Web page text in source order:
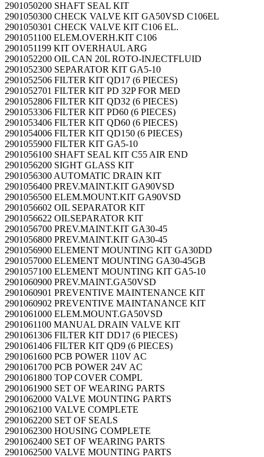
2901050200 SHAFT SEAL KIT
2901050300 CHECK VALVE KIT GA50VSD C106EL
2901050301 CHECK VALVE KIT C106 EL.
2901051100 ELEM.OVERH.KIT C106
2901051199 KIT OVERHAUL ARG
2901052200 OIL CAN 20L ROTO-INJECTFLUID
2901052300 SEPARATOR KIT GA5-10
2901052506 FILTER KIT QD17 (6 PIECES)
2901052701 FILTER KIT PD 32P FOR MED
2901052806 FILTER KIT QD32 (6 PIECES)
2901053306 FILTER KIT PD60 (6 PIECES)
2901053406 FILTER KIT QD60 (6 PIECES)
2901054006 FILTER KIT QD150 (6 PIECES)
2901055900 FILTER KIT GA5-10
2901056100 SHAFT SEAL KIT C55 AIR END
2901056200 SIGHT GLASS KIT
2901056300 AUTOMATIC DRAIN KIT
2901056400 PREV.MAINT.KIT GA90VSD
2901056500 ELEM.MOUNT.KIT GA90VSD
2901056602 OIL SEPARATOR KIT
2901056622 OILSEPARATOR KIT
2901056700 PREV.MAINT.KIT GA30-45
2901056800 PREV.MAINT.KIT GA30-45
2901056900 ELEMENT MOUNTING KIT GA30DD
2901057000 ELEMENT MOUNTING GA30-45GB
2901057100 ELEMENT MOUNTING KIT GA5-10
2901060900 PREV.MAINT.GA50VSD
2901060901 PREVENTIVE MAINTENANCE KIT
2901060902 PREVENTIVE MAINTANANCE KIT
2901061000 ELEM.MOUNT.GA50VSD
2901061100 MANUAL DRAIN VALVE KIT
2901061306 FILTER KIT DD17 (6 PIECES)
2901061406 FILTER KIT QD9 (6 PIECES)
2901061600 PCB POWER 110V AC
2901061700 PCB POWER 24V AC
2901061800 TOP COVER COMPL
2901061900 SET OF WEARING PARTS
2901062000 VALVE MOUNTING PARTS
2901062100 VALVE COMPLETE
2901062200 SET OF SEALS
2901062300 HOUSING COMPLETE
2901062400 SET OF WEARING PARTS
2901062500 VALVE MOUNTING PARTS